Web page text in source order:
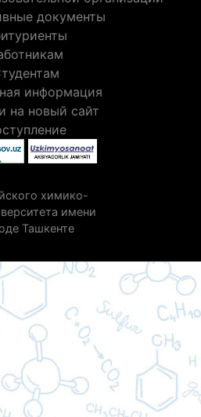
документы
информация
на новый сайт
химико-
имени
Ташкенте